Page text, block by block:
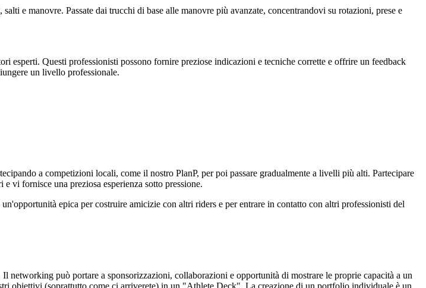
e manovre. Passate dai trucchi di base alle manovre più avanzate, concentrandovi su rotazioni, prese e
esperti. Questi professionisti possono fornire preziose indicazioni e tecniche corrette e offrire un feedback
un livello professionale.
a competizioni locali, come il nostro PlanP, per poi passare gradualmente a livelli più alti. Partecipare
vi fornisce una preziosa esperienza sotto pressione.
epica per costruire amicizie con altri riders e per entrare in contatto con altri professionisti del
può portare a sponsorizzazioni, collaborazioni e opportunità di mostrare le proprie capacità a un